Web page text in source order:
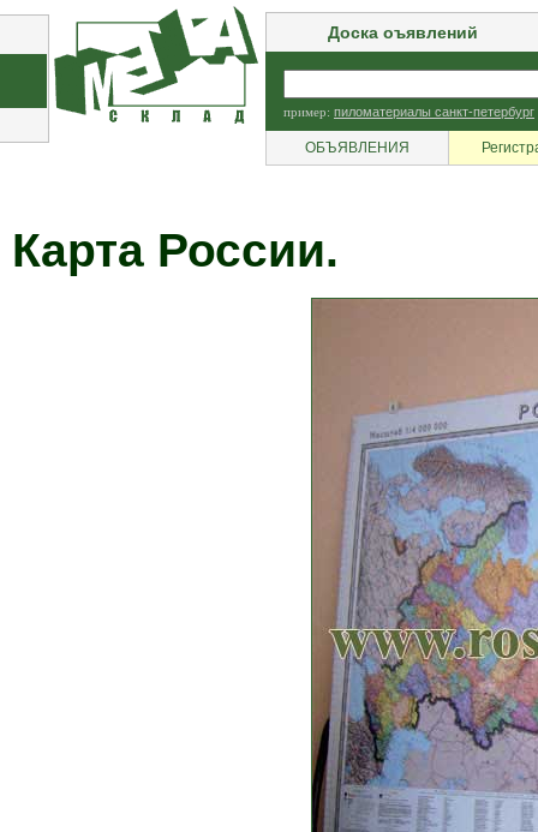
Доска оъявлений
пример: пиломатериалы санкт-петербург
ОБЪЯВЛЕНИЯ
Карта России.